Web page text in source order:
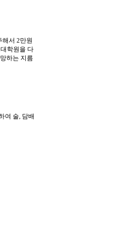
서 2만원
학원을 다
하는 지름
여 술, 담배